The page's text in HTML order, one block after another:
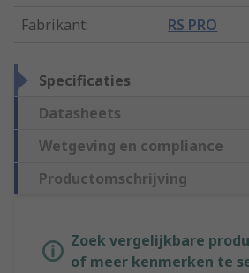
Fabrikant: RS PRO
Specificaties
Datasheets
Wetgeving en compliance
Productomschrijving
Zoek vergelijkbare
of meer kenmerken te